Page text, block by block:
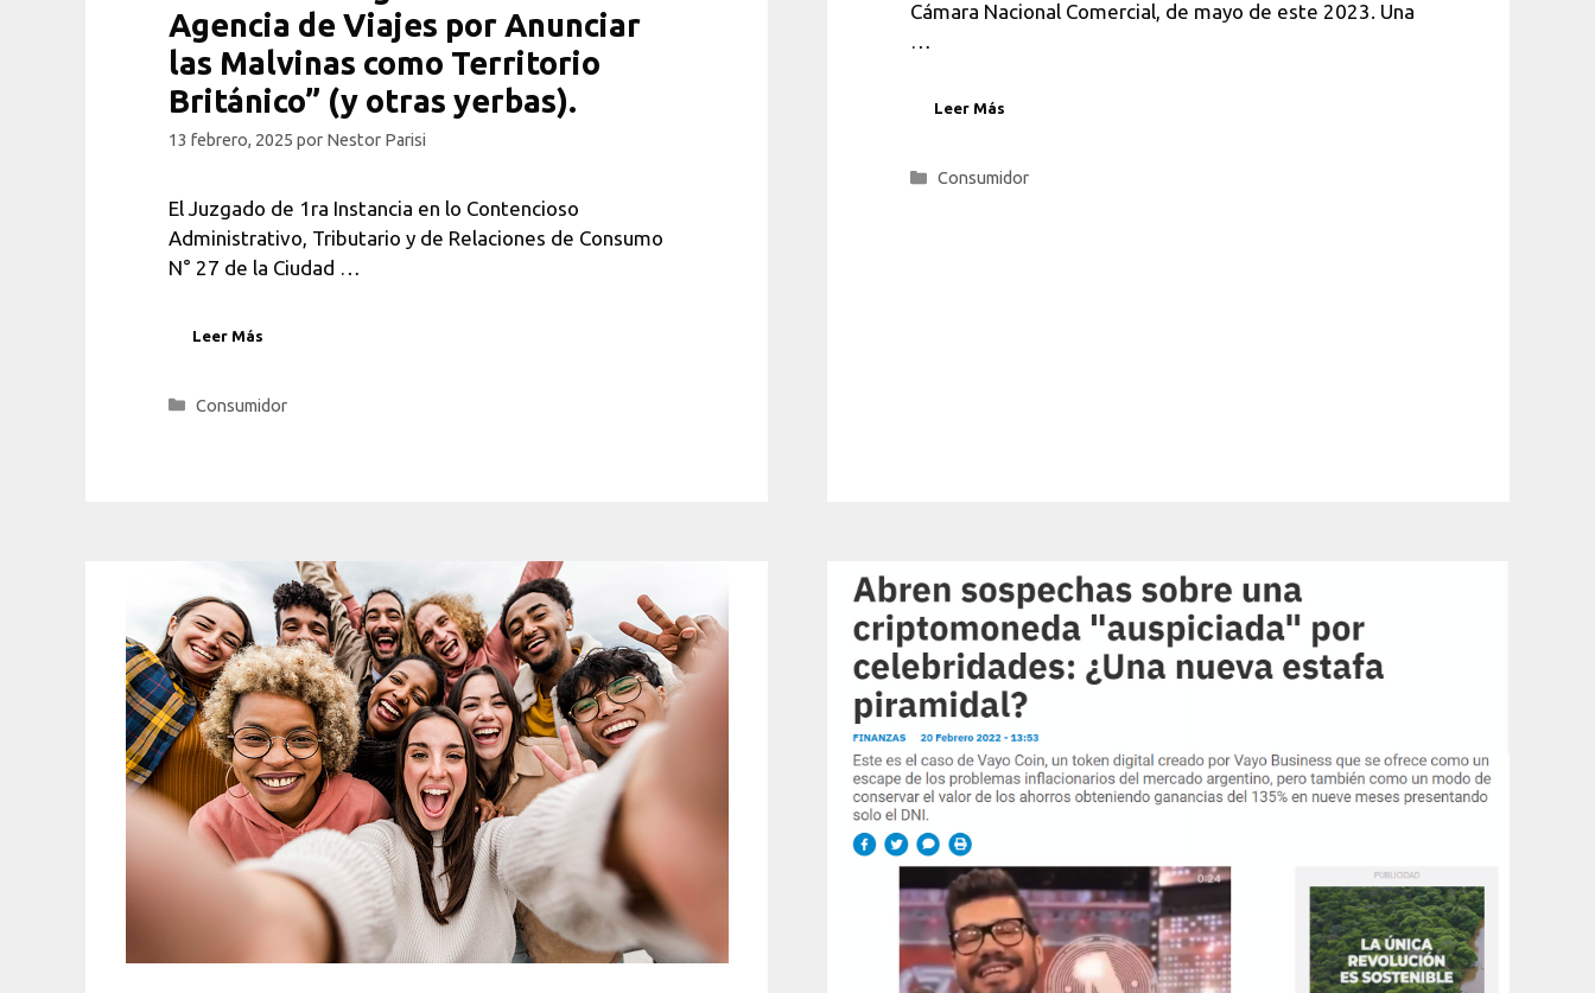
Agencia de Viajes por Anunciar
las Malvinas como Territorio
Británico” (y otras yerbas).
13 febrero, 2025 por Nestor Parisi
El Juzgado de 1ra Instancia en lo Contencioso
Administrativo, Tributario y de Relaciones de Consumo
N° 27 de la Ciudad …
Leer Más
Categorías
Consumidor
Cámara Nacional Comercial, de mayo de este 2023. Una
Leer Más
Categorías
Consumidor